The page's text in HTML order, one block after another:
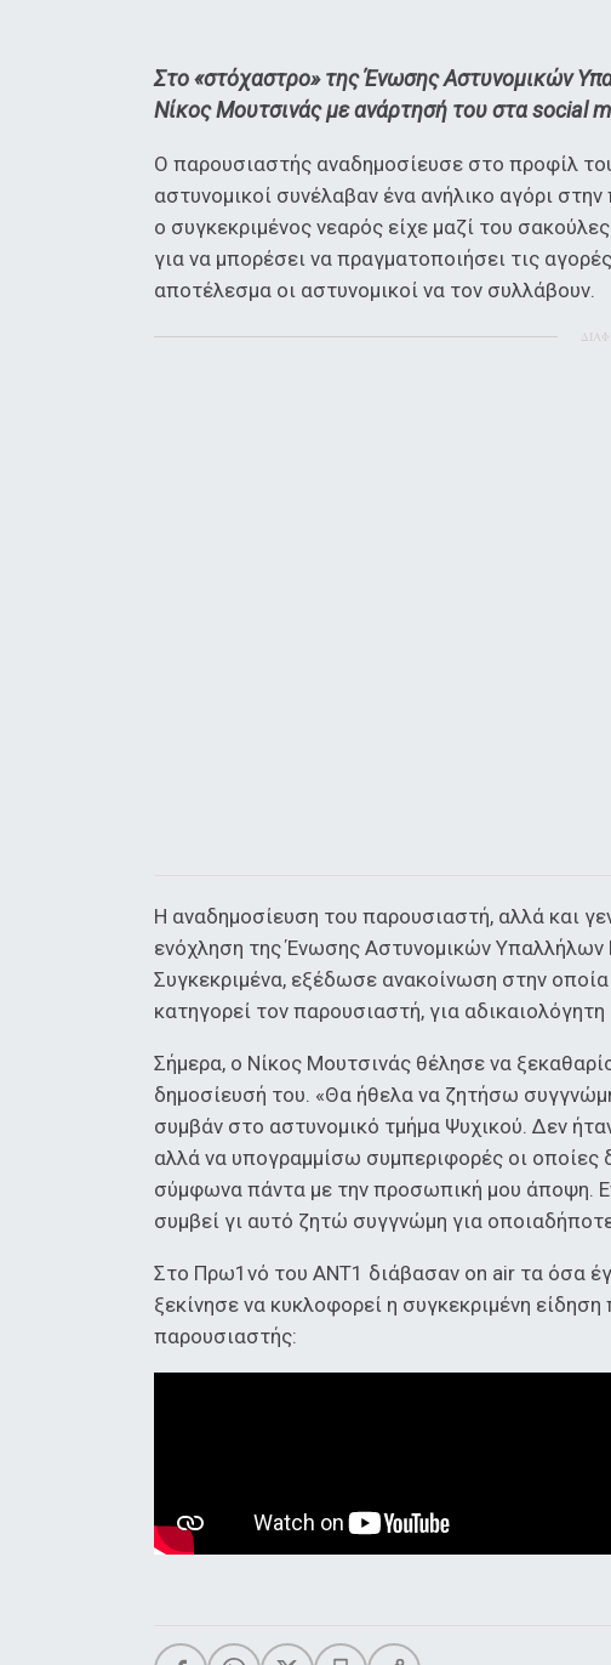
Στο «στόχαστρο» της Ένωσης Αστυνομικών
Νίκος Μουτσινάς με ανάρτησή του στα social
Ο παρουσιαστής αναδημοσίευσε στο προφίλ
αστυνομικοί συνέλαβαν ένα ανήλικο αγόρι
ο συγκεκριμένος νεαρός είχε μαζί του
για να μπορέσει να πραγματοποιήσει τις
αποτέλεσμα οι αστυνομικοί να τον συλλάβουν.
Η αναδημοσίευση του παρουσιαστή, αλλά και
ενόχληση της Ένωσης Αστυνομικών Υπαλλήλων
Συγκεκριμένα, εξέδωσε ανακοίνωση στην
κατηγορεί τον παρουσιαστή, για
Σήμερα, ο Νίκος Μουτσινάς θέλησε να
δημοσίευσή του. «Θα ήθελα να ζητήσω
συμβάν στο αστυνομικό τμήμα Ψυχικού. Δεν
αλλά να υπογραμμίσω συμπεριφορές οι
σύμφωνα πάντα με την προσωπική μου άποψη.
συμβεί γι αυτό ζητώ συγγνώμη για
Στο Πρω1νό του ANT1 διάβασαν on air τα όσα
ξεκίνησε να κυκλοφορεί η συγκεκριμένη
παρουσιαστής: